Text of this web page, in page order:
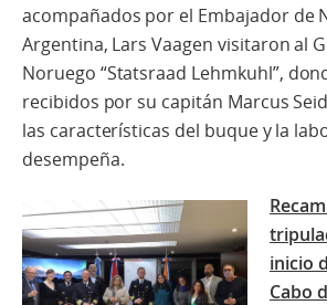
acompañados por el Embajador de
Argentina, Lars Vaagen visitaron al
Noruego “Statsraad Lehmkuhl”,
recibidos por su capitán Marcus
las características del buque y la
desempeña.
inicio
Cabo